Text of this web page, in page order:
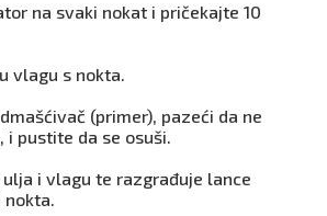
na svaki nokat i pričekajte 10
vlagu s nokta.
(primer), pazeći da ne
i pustite da se osuši.
i vlagu te razgrađuje lance
nokta.